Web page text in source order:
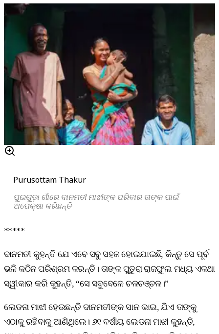
Purusottam Thakur
ପୁଇଗୁଡ଼ା ଗାଁରେ ଦାନମତୀ ମାଝୀଙ୍କ ପରିବାର ତାଙ୍କ ପାଇଁ
ଅପେକ୍ଷା କରିଛନ୍ତି
*****
ଦାନମତୀ କୁହନ୍ତି ଯେ ଏବେ ସବୁ ସହଜ ହୋଇଯାଇଛି, କିନ୍ତୁ ସେ ପୂର୍ବ
ଭଳି କଠିନ ପରିଶ୍ରମ କରନ୍ତି। ତାଙ୍କ ପୁତୁରା ରାଜଫୁଲ ମଧ୍ୟ ଏକଥା
ସ୍ୱୀକାର କରି କୁହନ୍ତି, “ସେ ସବୁବେଳେ ଚଳଚଞ୍ଚଳ।”
ଲେଡନା ମାଝୀ ହେଉଛନ୍ତି ଦାନମତୀଙ୍କ ସାନ ଭାଇ, ଯିଏ ତାଙ୍କୁ
ଏଠାକୁ ରହିବାକୁ ଆଣିଥିଲେ। ୬୧ ବର୍ଷୀୟ ଲେଡନା ମାଝୀ କୁହନ୍ତି,